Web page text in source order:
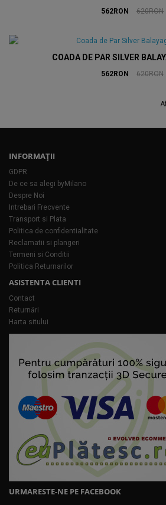
562RON 620RON
COADA DE PAR SILVER
562RON 620RON
INFORMAŢII
GDPR
De ce sa alegi byMilano
Despre Noi
Intrebari Frecvente
Transport si Plata
Politica de confidentialitate
Reclamatii si plangeri
Termeni si Conditii
Politica Returnarilor
ASISTENTA CLIENTI
Contact
Returnări
Harta sitului
URMARESTE-NE PE FACEBOOK